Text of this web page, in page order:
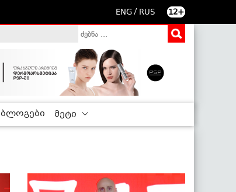
ENG / RUS 12+
ბლოგები მეტი